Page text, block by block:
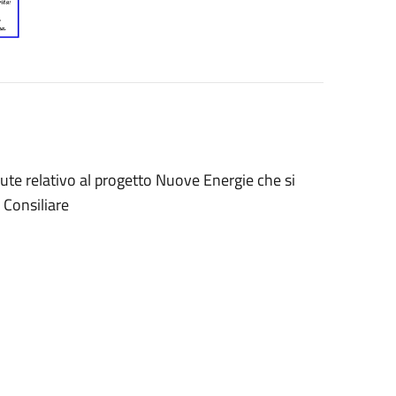
relativo al progetto Nuove Energie che si